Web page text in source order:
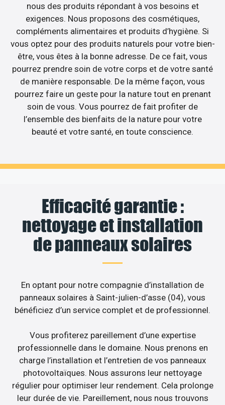
nous des produits répondant à vos besoins et
exigences. Nous proposons des cosmétiques,
compléments alimentaires et produits d’hygiène. Si
vous optez pour des produits naturels pour votre bien-
être, vous êtes à la bonne adresse. De ce fait, vous
pourrez prendre soin de votre corps et de votre santé
de manière responsable. De la même façon, vous
pourrez faire un geste pour la nature tout en prenant
soin de vous. Vous pourrez de fait profiter de
l’ensemble des bienfaits de la nature pour votre
beauté et votre santé, en toute conscience.
Efficacité garantie :
nettoyage et installation
de panneaux solaires
En optant pour notre compagnie d’installation de
panneaux solaires à Saint-julien-d’asse (04), vous
bénéficiez d’un service complet et de professionnel.
Vous profiterez pareillement d’une expertise
professionnelle dans le domaine. Nous prenons en
charge l’installation et l’entretien de vos panneaux
photovoltaïques. Nous assurons leur nettoyage
régulier pour optimiser leur rendement. Cela prolonge
leur durée de vie. Pareillement, nous nous trouvons